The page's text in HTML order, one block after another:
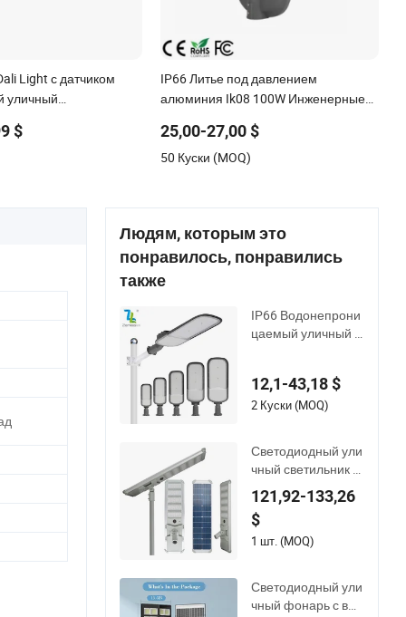
Light с датчиком
уличный
$
IP66 Литье под давлением
алюминия Ik08 100W Инженерные
Светодиодный уличный светильник
25,00-27,00 $
50 Куски (MOQ)
Людям, которым это
понравилось, понравились
также
IP66 Водонепрони
цаемый уличный с
030 50W 100W 150
W 200W 240W
12,1-43,18 $
2 Куски (MOQ)
Светодиодный ули
чный светильник н
а солнечных батар
еях, высококачеств
енный, водонепро
ницаемый, интегри
сада и дороги
121,92-133,26
$
1 шт. (MOQ)
Светодиодный ули
чный фонарь с выс